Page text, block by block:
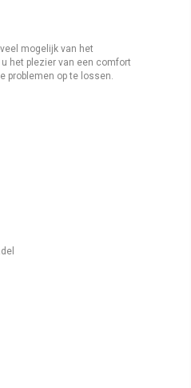
mogelijk van het
het plezier van een comfort
problemen op te lossen.